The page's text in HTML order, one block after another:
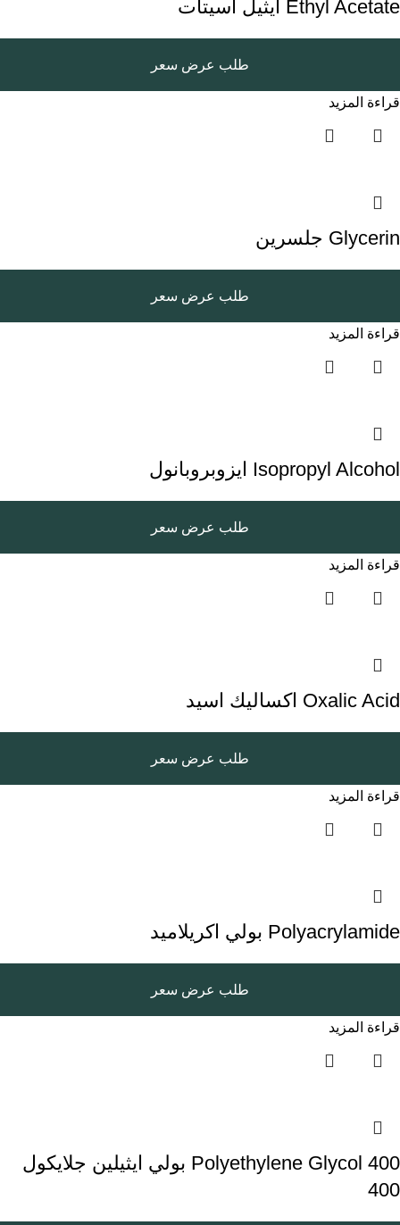
Ethyl Acetate ايثيل اسيتات
طلب عرض سعر
قراءة المزيد
Glycerin جلسرين
طلب عرض سعر
قراءة المزيد
Isopropyl Alcohol ايزوبروبانول
طلب عرض سعر
قراءة المزيد
Oxalic Acid اكساليك اسيد
طلب عرض سعر
قراءة المزيد
Polyacrylamide بولي اكريلاميد
طلب عرض سعر
قراءة المزيد
Polyethylene Glycol 400 بولي ايثيلين جلايكول
400